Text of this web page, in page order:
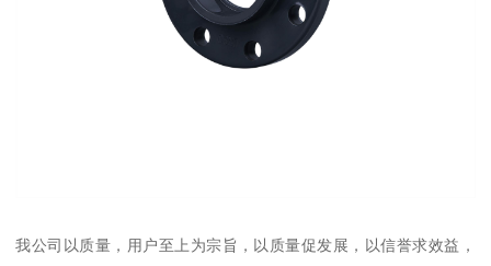
我公司以质量，用户至上为宗旨，以质量促发展，以信誉求效益，